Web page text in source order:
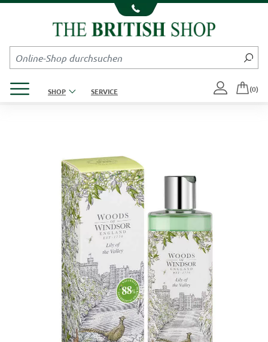
Kompletten Head der Seite überspringen
SHOP SERVICE (0)